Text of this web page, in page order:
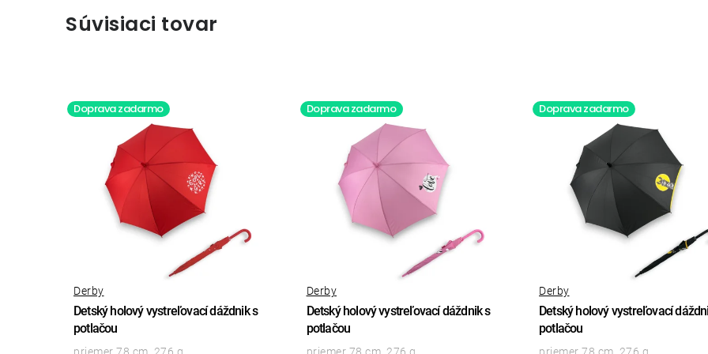
Súvisiaci tovar
Doprava zadarmo
Detský holový vystreľovací dáždnik s
potlačou
Derby
priemer 78 cm, 276 g
Doprava zadarmo
Detský holový vystreľovací dáždnik s
potlačou
Derby
priemer 78 cm, 276 g
Doprava zadarmo
Detský holový vystreľovací
potlačou
Derby
priemer 78 cm, 276 g